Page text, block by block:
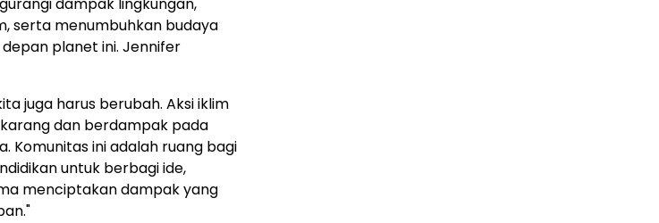
dampak lingkungan,
serta menumbuhkan budaya
planet ini. Jennifer
juga harus berubah. Aksi iklim
dan berdampak pada
Komunitas ini adalah ruang bagi
untuk berbagi ide,
menciptakan dampak yang